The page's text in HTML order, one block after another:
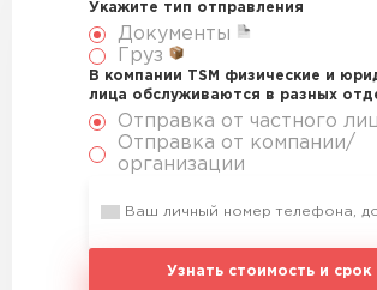
Укажите тип отправления
Документы
Груз
В компании TSM физические и
лица обслуживаются в разных
Отправка от частного
Отправка от компании/
организации
Узнать стоимость и срок